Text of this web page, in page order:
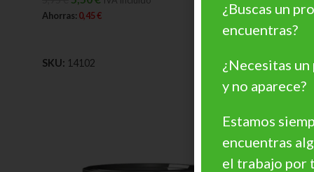
Ahorras: 0,45€
SKU: 14102
5,49€ 4,95
Ahorras:0,54
¿Buscas un
encuentras?
¿Necesitas
y no aparece?
Estamos
encuentras
el trabajo por